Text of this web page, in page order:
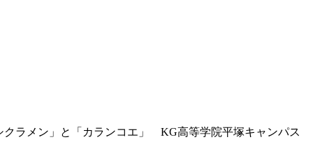
クラメン」と「カランコエ」 KG高等学院平塚キャンパス